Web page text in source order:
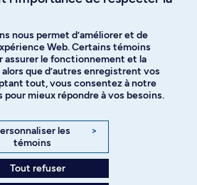
Instagram
YouTube
nous permet d’améliorer et de
Web. Certains témoins
assurer le fonctionnement et la
que d’autres enregistrent vos
tout, vous consentez à notre
mieux répondre à vos besoins.
les
témoins
>
Tout refuser